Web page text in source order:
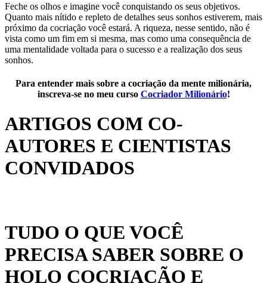
Feche os olhos e imagine você conquistando os seus objetivos.
Quanto mais nítido e repleto de detalhes seus sonhos estiverem, mais
próximo da cocriação você estará. A riqueza, nesse sentido, não é
vista como um fim em si mesma, mas como uma consequência de
uma mentalidade voltada para o sucesso e a realização dos seus
sonhos.
Para entender mais sobre a cocriação da mente milionária,
inscreva-se no meu curso Cocriador Milionário!
ARTIGOS COM CO-
AUTORES E CIENTISTAS
CONVIDADOS
TUDO O QUE VOCÊ
PRECISA SABER SOBRE O
HOLO COCRIAÇÃO E